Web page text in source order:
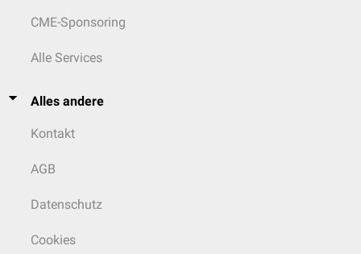
CME-Sponsoring
Alle Services
Alles andere
Kontakt
AGB
Datenschutz
Cookies